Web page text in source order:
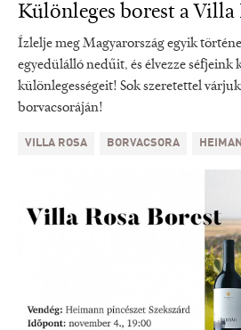
Különleges borest a Villa
Ízlelje meg Magyarország egyik
egyedülálló nedűit, és élvezze séfjeink
különlegességeit! Sok szeretettel
borvacsoráján!
VILLA ROSA BORVACSORA